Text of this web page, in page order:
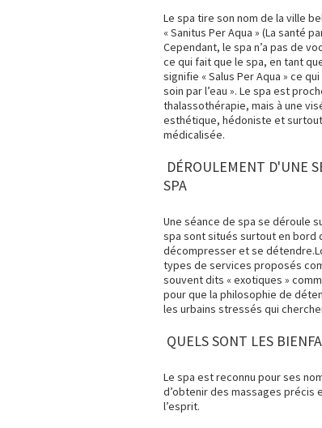
Le spa tire son nom de la ville
« Sanitus Per Aqua » (La santé
Cependant, le spa n’a pas de
ce qui fait que le spa, en tant
signifie « Salus Per Aqua » ce
soin par l’eau ». Le spa est
thalassothérapie, mais à une
esthétique, hédoniste et
médicalisée.
DÉROULEMENT D'UNE
SPA
Une séance de spa se déroule
spa sont situés surtout en bord
décompresser et se
types de services proposés
souvent dits « exotiques »
pour que la philosophie de
les urbains stressés qui
QUELS SONT LES
Le spa est reconnu pour ses
d’obtenir des massages précis
l’esprit.